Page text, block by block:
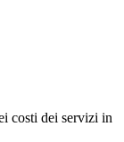
costi dei servizi in